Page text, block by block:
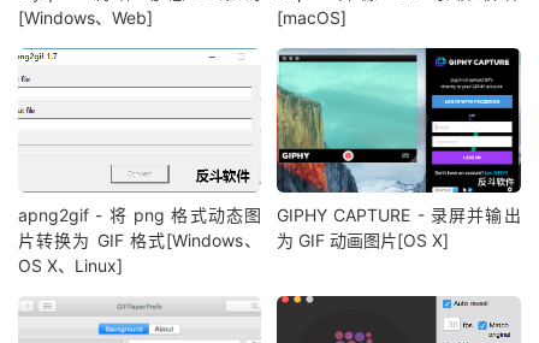
[Windows、Web]
[macOS]
apng2gif - 将 png 格式动态图
片转换为 GIF 格式[Windows、
OS X、Linux]
GIPHY CAPTURE - 录屏并输出
为 GIF 动画图片[OS X]